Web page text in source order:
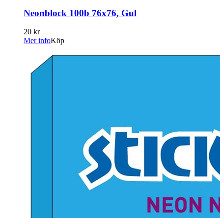
Neonblock 100b 76x76, Gul
20 kr
Mer infoKöp